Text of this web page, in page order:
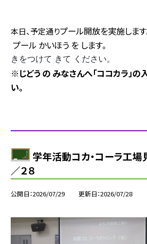
本日、予定通りプール開放を実施します
プール かいほう を します。
きをつけて きて ください。
※じどう の みなさんへ「ココカラ」の
い。
学年活動コカ・コーラ工場
／２８
公開日 2026/07/29 更新日 2026/07/28